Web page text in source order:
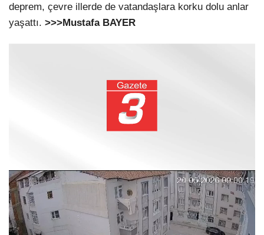
deprem, çevre illerde de vatandaşlara korku dolu anlar
yaşattı. >>>Mustafa BAYER